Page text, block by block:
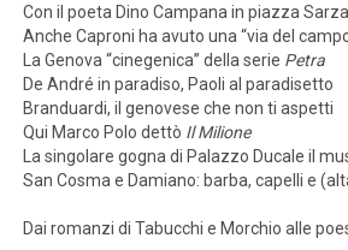
Con il poeta Dino Campana in piazza
Anche Caproni ha avuto una “via del
La Genova “cinegenica” della serie Petra
De André in paradiso, Paoli al paradisetto
Branduardi, il genovese che non ti aspetti
Qui Marco Polo dettò Il Milione
La singolare gogna di Palazzo Ducale il
San Cosma e Damiano: barba, capelli e
Dai romanzi di Tabucchi e Morchio alle